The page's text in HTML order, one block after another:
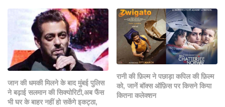
जान की धमकी मिलने के बाद मुंबई पुलिस
ने बढ़ाई सलमान की सिक्योरिटी,अब फैंस
भी घर के बाहर नहीं हो सकेंगे इकट्ठा,
रानी की फ़िल्म ने पछाड़ा कपिल की फ़िल्म
को, जानें बॉक्स ऑफ़िस पर किसने किया
कितना कलेक्शन